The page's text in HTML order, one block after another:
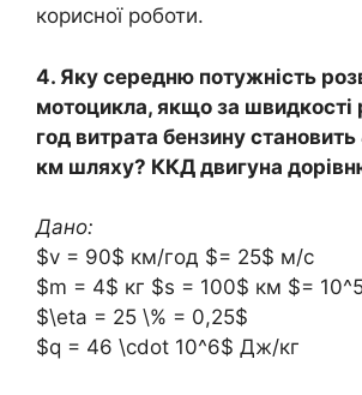
корисної роботи.
4. Яку середню потужність
мотоцикла, якщо за
год витрата бензину
км шляху? ККД двигуна
Дано:
$v = 90$ км/год $= 25$ м/с
$m = 4$ кг $s = 100$ км $=
$\eta = 25 \% = 0,25$
$q = 46 \cdot 10^6$ Дж/кг